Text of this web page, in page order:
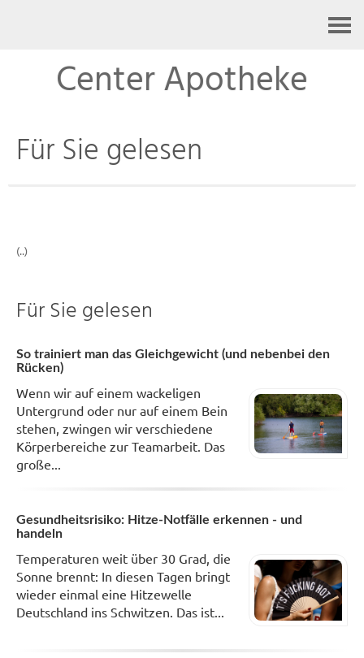
Center Apotheke
Für Sie gelesen
(..)
Für Sie gelesen
So trainiert man das Gleichgewicht (und nebenbei den
Rücken)
Wenn wir auf einem wackeligen
Untergrund oder nur auf einem Bein
stehen, zwingen wir verschiedene
Körperbereiche zur Teamarbeit. Das
große...
Gesundheitsrisiko: Hitze-Notfälle erkennen - und
handeln
Temperaturen weit über 30 Grad, die
Sonne brennt: In diesen Tagen bringt
wieder einmal eine Hitzewelle
Deutschland ins Schwitzen. Das ist...